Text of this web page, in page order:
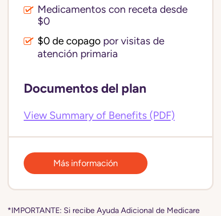
Medicamentos con receta desde
$0
$0 de copago por visitas de
atención primaria
Documentos del plan
View Summary of Benefits (PDF)
Más información
*IMPORTANTE: Si recibe Ayuda Adicional de Medicare